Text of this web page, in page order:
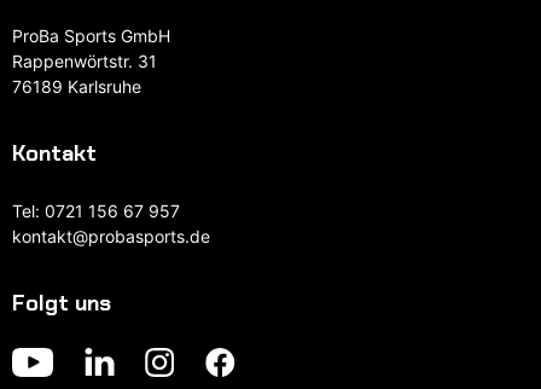
ProBa Sports GmbH
Rappenwörtstr. 31
76189 Karlsruhe
Kontakt
Tel: 0721 156 67 957
kontakt@probasports.de
Folgt uns